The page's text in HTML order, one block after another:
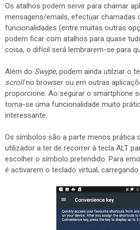
Os atalhos podem servir para chamar
mensagens/emails, efectuar chamadas
funcionalidades (entre muitas outras
podem ficar com atalhos para quase
coisa, o difícil será lembrarem-se para
Além do Swype, podem ainda utilziar o
scrollno browser ou em outras
proporcione. Ao segurar o smartphone
torna-se uma funcionalidade muito
interessante.
Os símbolos são a parte menos prática
utilizador a ter de recorrer à tecla ALT
escolher o símbolo pretendido. Para
é activarem o teclado virtual, carregando